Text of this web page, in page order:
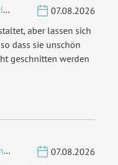
07.08.2026
aber lassen sich
dass sie unschön
geschnitten werden
07.08.2026